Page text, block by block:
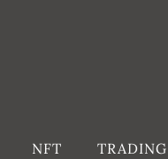
NFT TRADING